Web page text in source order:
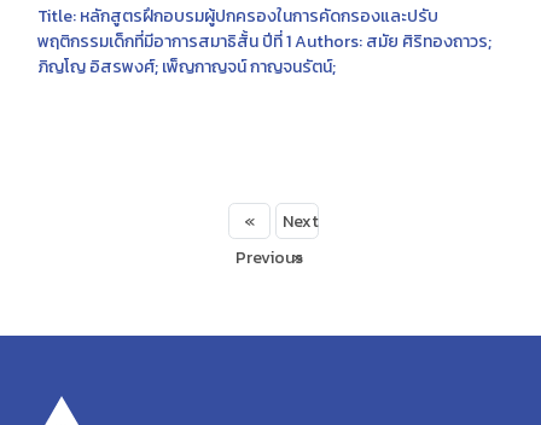
Title: หลักสูตรฝึกอบรมผู้ปกครองในการคัดกรองและปรับ
พฤติกรรมเด็กที่มีอาการสมาธิสั้น ปีที่ 1 Authors: สมัย ศิริทองถาวร;
ภิญโญ อิสรพงศ์; เพ็ญกาญจน์ กาญจนรัตน์;
«
Previous
Next
»